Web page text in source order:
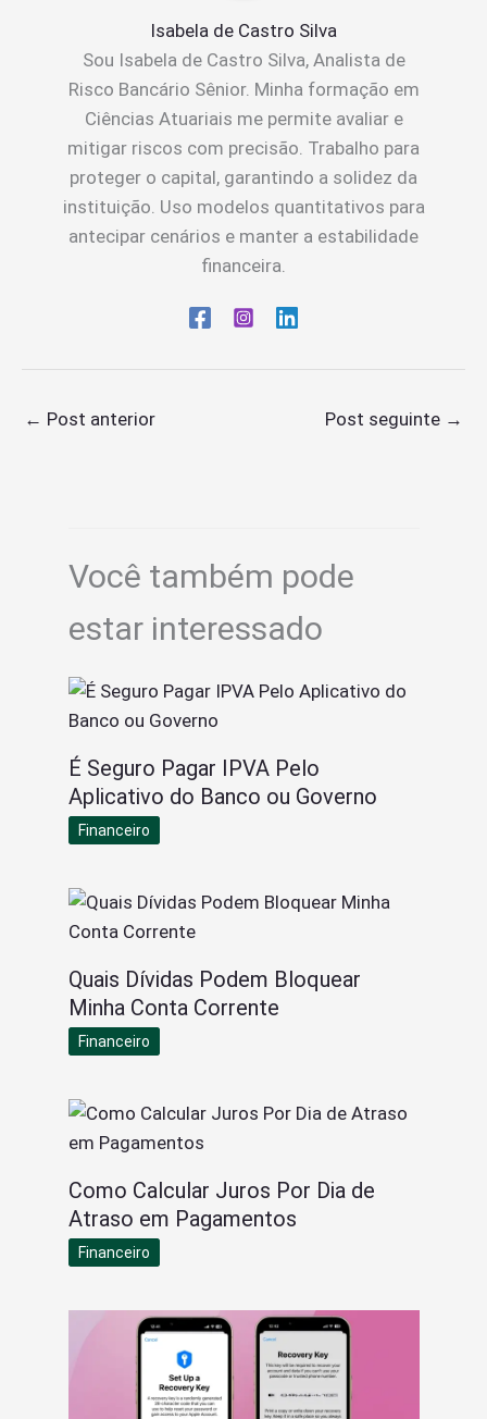
Isabela de Castro Silva
Sou Isabela de Castro Silva, Analista de
Risco Bancário Sênior. Minha formação em
Ciências Atuariais me permite avaliar e
mitigar riscos com precisão. Trabalho para
proteger o capital, garantindo a solidez da
instituição. Uso modelos quantitativos para
antecipar cenários e manter a estabilidade
financeira.
← Post anterior Post seguinte →
Você também pode
estar interessado
É Seguro Pagar IPVA Pelo
Aplicativo do Banco ou Governo
Financeiro
Quais Dívidas Podem Bloquear
Minha Conta Corrente
Financeiro
Como Calcular Juros Por Dia de
Atraso em Pagamentos
Financeiro